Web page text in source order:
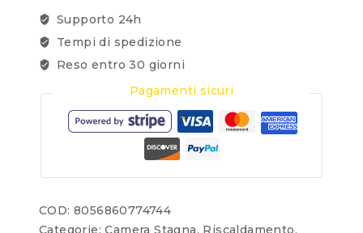
Supporto 24h
Tempi di spedizione
Reso entro 30 giorni
Pagamenti sicuri
COD: 8056860774744
Categorie:Camera Stagna, Riscaldamento,